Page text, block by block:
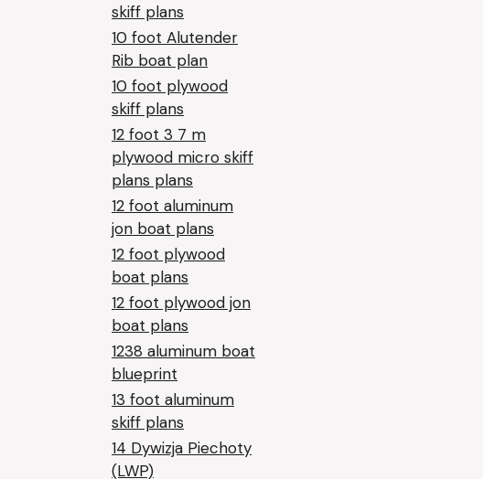
skiff plans
10 foot Alutender
Rib boat plan
10 foot plywood
skiff plans
12 foot 3 7 m
plywood micro skiff
plans plans
12 foot aluminum
jon boat plans
12 foot plywood
boat plans
12 foot plywood jon
boat plans
1238 aluminum boat
blueprint
13 foot aluminum
skiff plans
14 Dywizja Piechoty
(LWP)